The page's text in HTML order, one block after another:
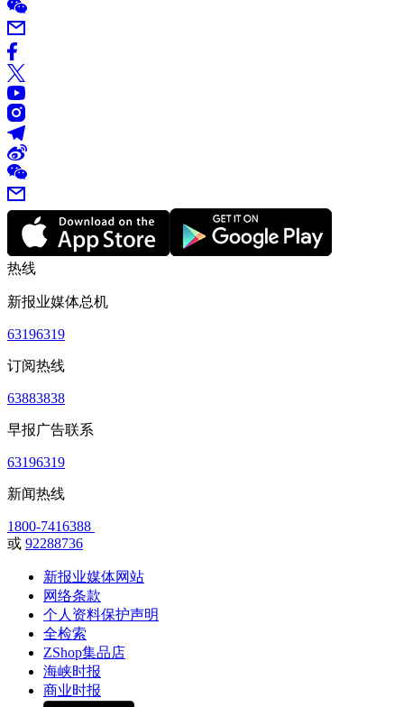
热线
新报业媒体总机
63196319
订阅热线
63883838
早报广告联系
63196319
新闻热线
1800-7416388
或 92288736
新报业媒体网站
网络条款
个人资料保护声明
全检索
ZShop集品店
海峡时报
商业时报